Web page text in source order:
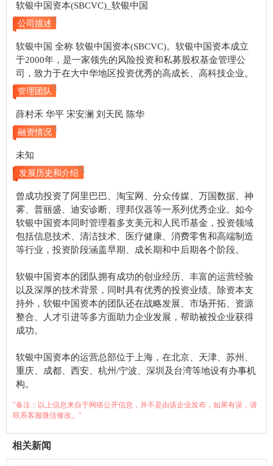
软银中国资本(SBCVC)_软银中国
公司描述
软银中国 全称 软银中国资本(SBCVC)。软银中国资本成立
于2000年，是一家领先的风险投资和私募股权基金管理公
司，致力于在大中华地区投资优秀的高成长、高科技企业。
管理团队
薛村禾 华平 宋安澜 刘天民 陈华
融资情况
未知
发展历史和介绍
曾成功投资了阿里巴巴、淘宝网、分众传媒、万国数据、神
雾、普丽盛、迪安诊断、理邦仪器等一系列优秀企业。如今
软银中国资本同时管理着多支美元和人民币基金，投资领域
包括信息技术、清洁技术、医疗健康、消费零售和高端制造
等行业，投资阶段涵盖早期、成长期和中后期各个阶段。
软银中国资本的团队拥有成功的创业经历、丰富的运营经验
以及深厚的技术背景，同时具有优秀的投资业绩。除资本支
持外，软银中国资本的团队还在战略发展、市场开拓、资源
整合、人才引进等多方面助力企业发展，帮助被投企业获得
成功。
软银中国资本的运营总部位于上海，在北京、天津、苏州、
重庆、成都、西安、杭州/宁波、深圳及台湾等地设有办事机
构。
"备注：以上信息来自于网络公开信息，并不是由该企业发布，如果有误，请
联系客服微信修改。"
相关新闻